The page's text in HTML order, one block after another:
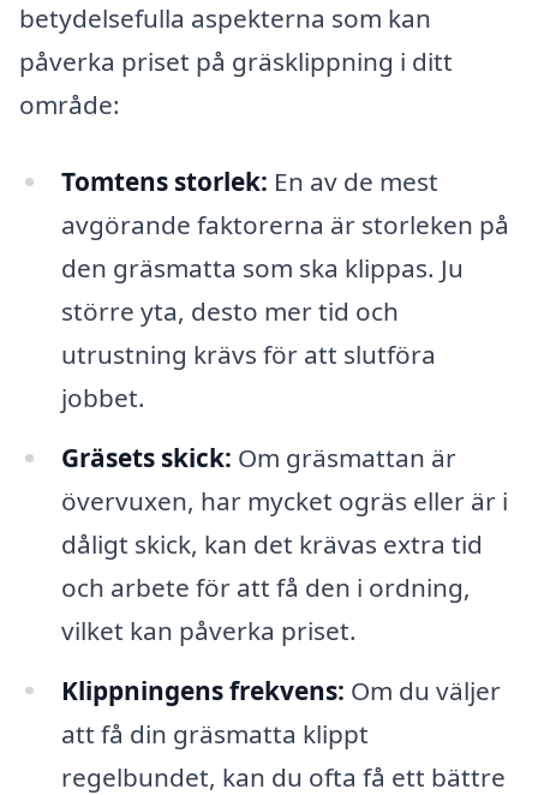
betydelsefulla aspekterna som kan
påverka priset på gräsklippning i ditt
område:
Tomtens storlek: En av de mest
avgörande faktorerna är storleken på
den gräsmatta som ska klippas. Ju
större yta, desto mer tid och
utrustning krävs för att slutföra
jobbet.
Gräsets skick: Om gräsmattan är
övervuxen, har mycket ogräs eller är i
dåligt skick, kan det krävas extra tid
och arbete för att få den i ordning,
vilket kan påverka priset.
Klippningens frekvens: Om du väljer
att få din gräsmatta klippt
regelbundet, kan du ofta få ett bättre